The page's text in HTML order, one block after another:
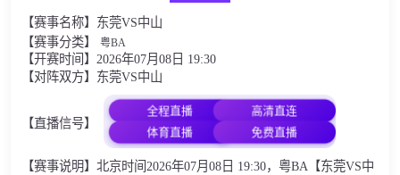
【赛事名称】东莞VS中山
【赛事分类】 粤BA
【开赛时间】2026年07月08日 19:30
【对阵双方】东莞VS中山
【直播信号】
全程直播
高清直连
体育直播
免费直播
【赛事说明】北京时间2026年07月08日 19:30，粤BA【东莞VS中